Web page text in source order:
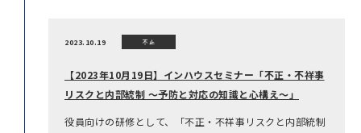
2023.10.19 不正
【2023年10月19日】インハウスセミナー「不正・不祥事
リスクと内部統制 ～予防と対応の知識と心構え～」
役員向けの研修として、「不正・不祥事リスクと内部統制